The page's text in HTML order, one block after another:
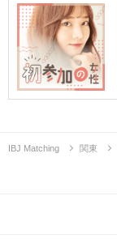
IBJ Matching 関東